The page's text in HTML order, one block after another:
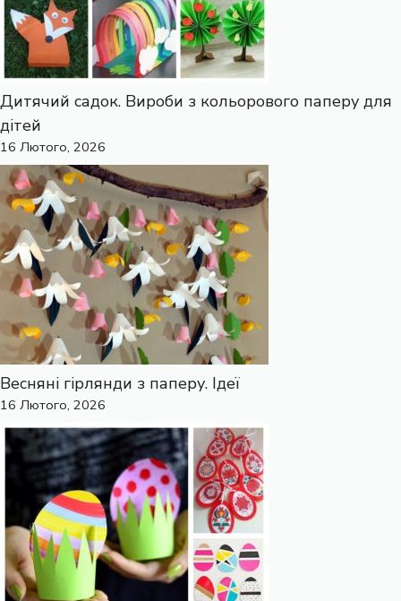
Дитячий садок. Вироби з кольорового паперу для
дітей
16 Лютого, 2026
Весняні гірлянди з паперу. Ідеї
16 Лютого, 2026